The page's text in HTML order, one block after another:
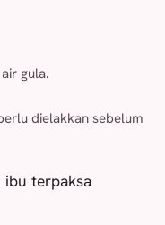
gula.
dielakkan sebelum
ibu terpaksa